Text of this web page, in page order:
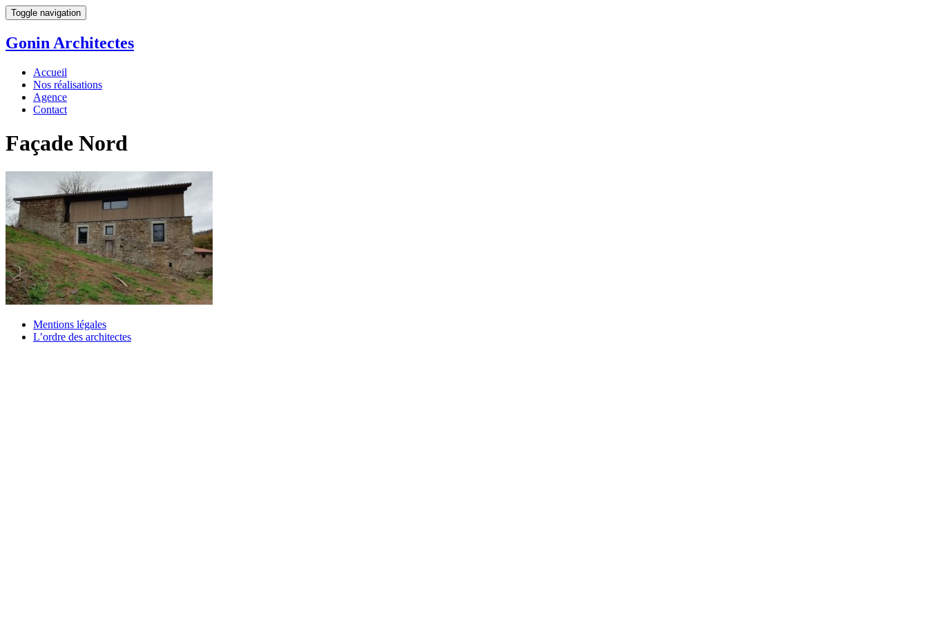
Toggle navigation
Gonin Architectes
Accueil
Nos réalisations
Agence
Contact
Façade Nord
Mentions légales
L’ordre des architectes